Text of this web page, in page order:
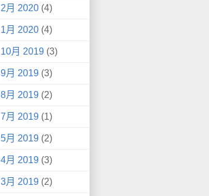
2月 2020 (4)
1月 2020 (4)
10月 2019 (3)
9月 2019 (3)
8月 2019 (2)
7月 2019 (1)
5月 2019 (2)
4月 2019 (3)
3月 2019 (2)